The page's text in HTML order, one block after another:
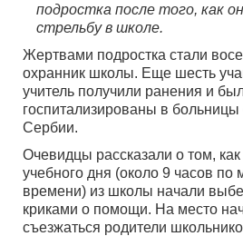
подростка после того, как
стрельбу в школе.
Жертвами подростка стали
охранник школы. Еще шесть
учитель получили ранения и
госпитализированы в больницы
Сербии.
Очевидцы рассказали о том,
учебного дня (около 9 часов по
времени) из школы начали
криками о помощи. На место
съезжаться родители